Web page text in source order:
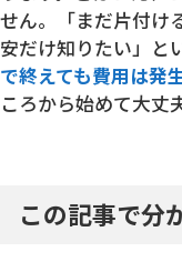
せん。「まだ片付け
安だけ知りたい」と
で終えても費用は発
ころから始めて大丈
この記事で分